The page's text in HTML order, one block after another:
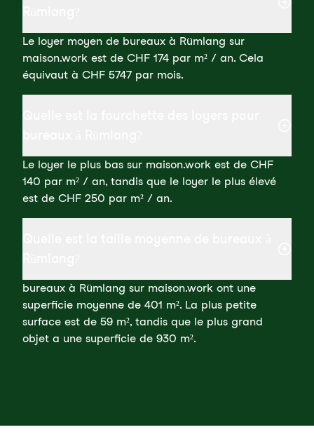
Le loyer moyen de bureaux à Rümlang sur
maison.work est de CHF 174 par m² / an. Cela
équivaut à CHF 5747 par mois.
Le loyer le plus bas sur maison.work est de CHF
140 par m² / an, tandis que le loyer le plus élevé
est de CHF 250 par m² / an.
bureaux à Rümlang sur maison.work ont une
superficie moyenne de 401 m². La plus petite
surface est de 59 m², tandis que le plus grand
objet a une superficie de 930 m².